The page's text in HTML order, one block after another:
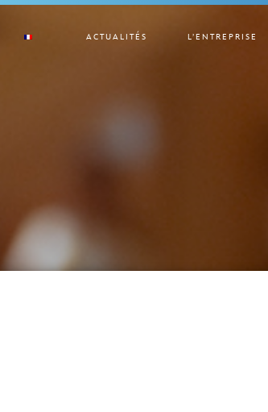
ACTUALITÉS L’ENTREPRISE